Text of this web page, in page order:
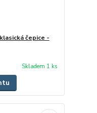
čepice -
Skladem 1 ks